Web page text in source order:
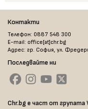
Контакти
Телефон: 0887 548 300
E-mail: office[at]chr.bg
Адрес: гр. София, ул.
Последвайте ни
Chr.bg е част от групата